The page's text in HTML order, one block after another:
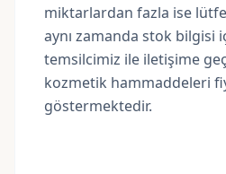
miktarlardan fazla ise
aynı zamanda stok bilgisi
temsilcimiz ile iletişime
kozmetik hammaddeleri
göstermektedir.